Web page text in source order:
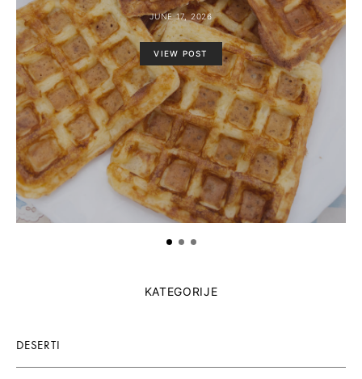
JUNE 17, 2026
VIEW POST
KATEGORIJE
DESERTI